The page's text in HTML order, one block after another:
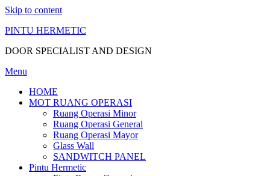
Skip to content
PINTU HERMETIC
DOOR SPECIALIST AND DESIGN
Menu
HOME
MOT RUANG OPERASI
Ruang Operasi Minor
Ruang Operasi General
Ruang Operasi Mayor
Glass Wall
SANDWITCH PANEL
Pintu Hermetic